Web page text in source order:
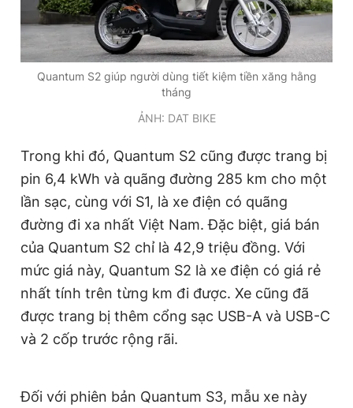
Quantum S2 giúp người dùng tiết kiệm tiền xăng hằng
tháng
ẢNH: DAT BIKE
Trong khi đó, Quantum S2 cũng được trang bị
pin 6,4 kWh và quãng đường 285 km cho một
lần sạc, cùng với S1, là xe điện có quãng
đường đi xa nhất Việt Nam. Đặc biệt, giá bán
của Quantum S2 chỉ là 42,9 triệu đồng. Với
mức giá này, Quantum S2 là xe điện có giá rẻ
nhất tính trên từng km đi được. Xe cũng đã
được trang bị thêm cổng sạc USB-A và USB-C
và 2 cốp trước rộng rãi.
Đối với phiên bản Quantum S3, mẫu xe này